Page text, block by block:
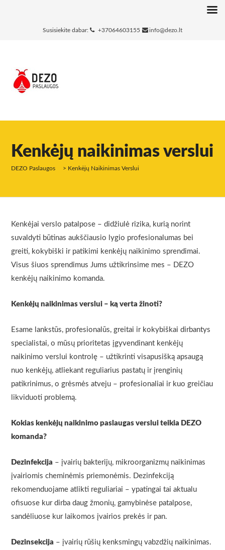
Susisiekite dabar: +37064603155 info@dezo.lt
Kenkėjų naikinimas verslui
DEZO Paslaugos > Kenkėjų Naikinimas Verslui
Kenkėjai verslo patalpose – didžiulė rizika, kurią norint
suvaldyti būtinas aukščiausio lygio profesionalumas bei
greiti, kokybiški ir patikimi kenkėjų naikinimo sprendimai.
Visus šiuos sprendimus Jums užtikrinsime mes – DEZO
kenkėjų naikinimo komanda.
Kenkėjų naikinimas verslui – ką verta žinoti?
Esame lankstūs, profesionalūs, greitai ir kokybiškai dirbantys
specialistai, o mūsų prioritetas įgyvendinant kenkėjų
naikinimo verslui kontrolę – užtikrinti visapusišką apsaugą
nuo kenkėjų, atliekant reguliarius pastatų ir įrenginių
patikrinimus, o grėsmės atveju – profesionaliai ir kuo greičiau
likviduoti problemą.
Kokias kenkėjų naikinimo paslaugas verslui teikia DEZO
komanda?
Dezinfekcija – įvairių bakterijų, mikroorganizmų naikinimas
įvairiomis cheminėmis priemonėmis. Dezinfekciją
rekomenduojame atlikti reguliariai – ypatingai tai aktualu
ofisuose kur dirba daug žmonių, gamybinėse patalpose,
sandėliuose kur laikomos įvairios prekės ir pan.
Dezinsekcija – įvairių rūšių kenksmingų vabzdžių naikinimas.